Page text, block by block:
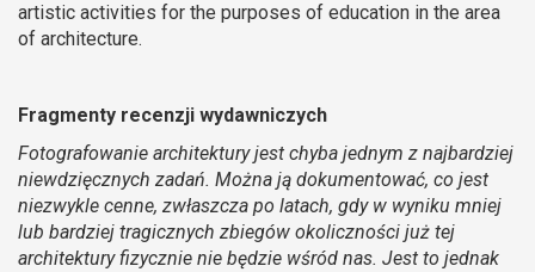
artistic activities for the purposes of education in the area
of architecture.
Fragmenty recenzji wydawniczych
Fotografowanie architektury jest chyba jednym z najbardziej
niewdzięcznych zadań. Można ją dokumentować, co jest
niezwykle cenne, zwłaszcza po latach, gdy w wyniku mniej
lub bardziej tragicznych zbiegów okoliczności już tej
architektury fizycznie nie będzie wśród nas. Jest to jednak